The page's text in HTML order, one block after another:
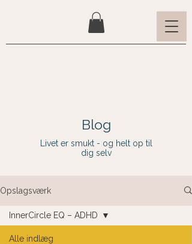
Blog
Livet er smukt - og helt op til
dig selv
Opslagsværk
Alle indlæg
InnerCircle EQ – ADHD